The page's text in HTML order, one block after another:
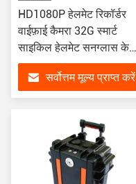
HD1080P हेलमेट रिकॉर्डर
वाईफ़ाई कैमरा 32G स्मार्ट
साइकिल हेलमेट सनग्लास के
साथ
सर्वोत्तम मूल्य प्राप्त करें